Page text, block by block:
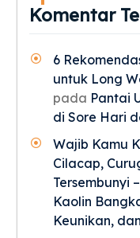
Komentar
6
untuk Long
pada Pantai
di Sore Hari
Wajib Kamu
Cilacap,
Tersembunyi
Kaolin
Keunikan,